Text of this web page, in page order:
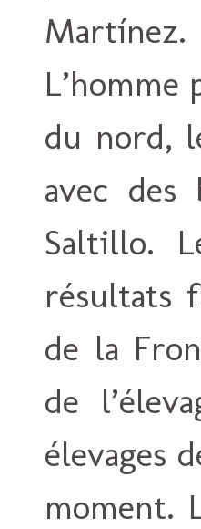
Martínez.
du nord,
avec des
Saltillo.
résultats
de la
de
élevages
moment.